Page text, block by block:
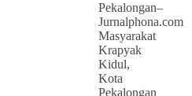
Pekalongan–
Jurnalphona.com
Masyarakat
Krapyak
Kidul,
Kota
Pekalongan